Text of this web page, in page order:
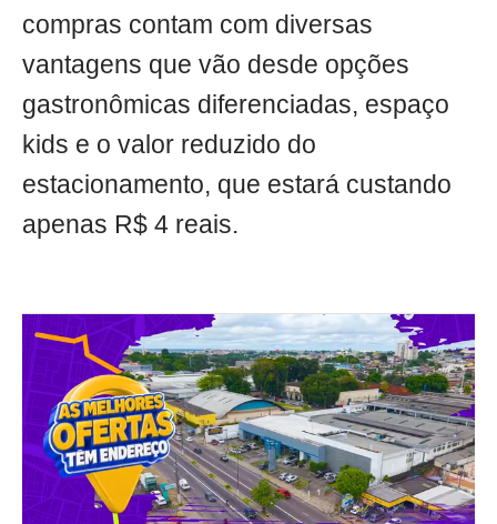
compras contam com diversas
vantagens que vão desde opções
gastronômicas diferenciadas, espaço
kids e o valor reduzido do
estacionamento, que estará custando
apenas R$ 4 reais.